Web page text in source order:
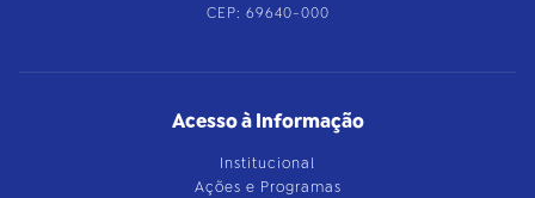
CEP: 69640-000
Acesso à Informação
Institucional
Ações e Programas